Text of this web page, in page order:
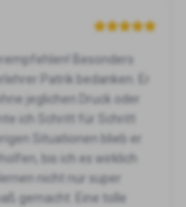
Besonders
Patrik bedanken. Er
jeglichen Druck oder
ich Schritt für Schritt
Situationen blieb er
bis ich es wirklich
nicht nur super
gemacht. Eine tolle